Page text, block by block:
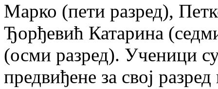
Марко (пети разред),
Ђорђевић Катарина
(осми разред). Ученици
предвиђене за свој